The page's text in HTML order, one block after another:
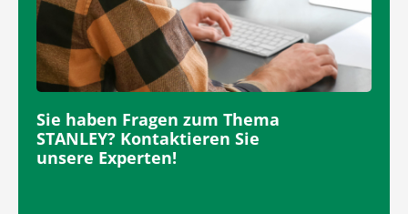
Sie haben Fragen zum Thema
STANLEY? Kontaktieren Sie
unsere Experten!